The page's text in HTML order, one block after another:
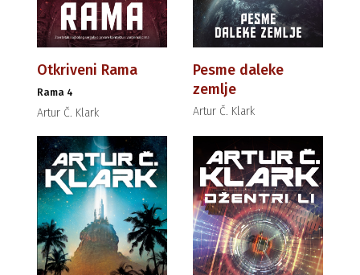
Otkriveni Rama
Rama 4
Artur Č. Klark
Pesme daleke
zemlje
Artur Č. Klark